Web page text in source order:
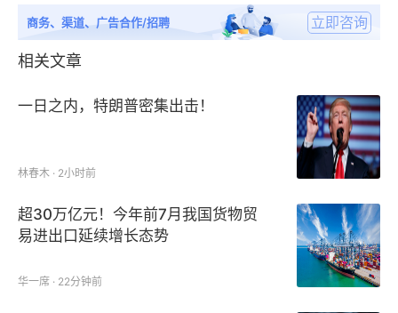
商务、渠道、广告合作/招聘 立即咨询
相关文章
一日之内，特朗普密集出击！
林春木 · 2小时前
超30万亿元！今年前7月我国货物贸
易进出口延续增长态势
华一席 · 22分钟前